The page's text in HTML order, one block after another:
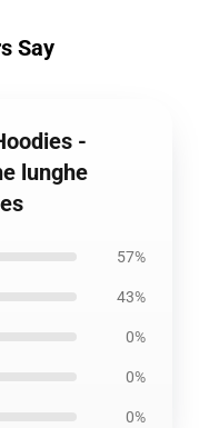
Say
-
lunghe
57%
43%
0%
0%
0%